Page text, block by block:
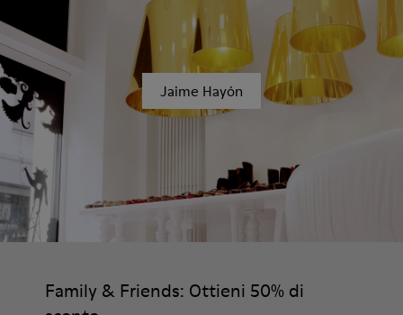
Jaime Hayón
Family & Friends: Ottieni 50% di